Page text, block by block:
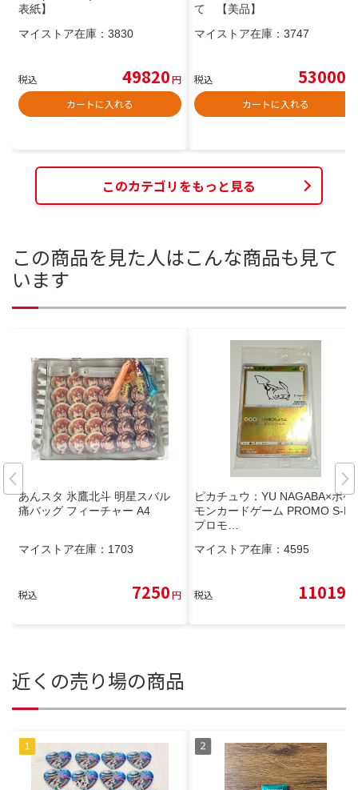
表紙】
マイストア在庫： 3830
税込 49820円
カートに入れる
て 【美品】
マイストア在庫： 3747
税込 53000
カートに入れる
このカテゴリをもっと見る
この商品を見た人はこんな商品も見て
います
あんスタ 氷鷹北斗 明星スバル
痛バッグ フィーチャー A4
マイストア在庫： 1703
税込 7250円
ピカチュウ：YU NAGABA×ポケ
モンカードゲーム PROMO S-P
プロモ…
マイストア在庫： 4595
税込 11019
近くの売り場の商品